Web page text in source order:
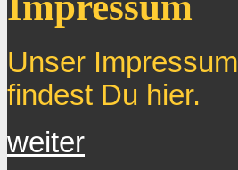
Unser Impressum
findest Du hier.
weiter